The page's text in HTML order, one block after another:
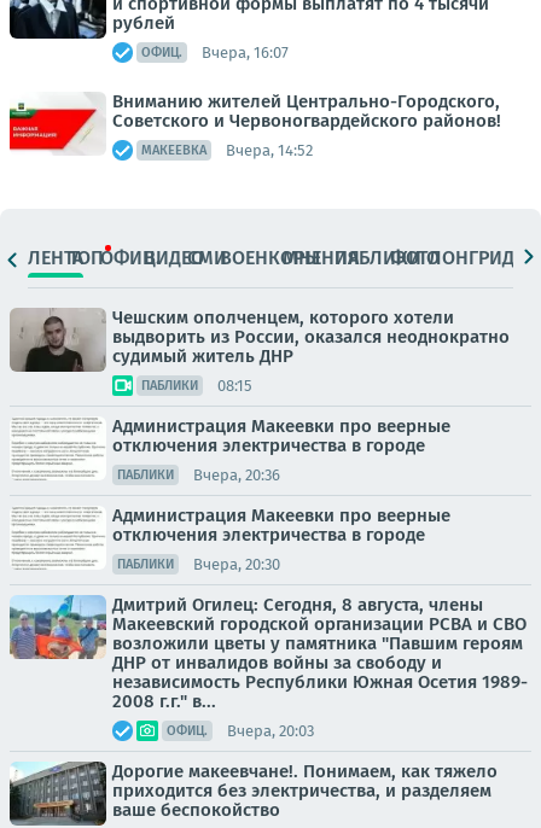
рублей
ОФИЦ. Вчера, 16:07
Вниманию жителей Центрально-Городского,
Советского и Червоногвардейского районов!
МАКЕЕВКА Вчера, 14:52
ЛЕНТАТОПОФИЦ.ВИДЕОСМИВОЕНКОРЫМНЕНИЯПАБЛИКИ
ФОТОЛОНГРИДЫ
Чешским ополченцем, которого хотели
выдворить из России, оказался неоднократно
судимый житель ДНР
ПАБЛИКИ 08:15
Администрация Макеевки про веерные
отключения электричества в городе
ПАБЛИКИ Вчера, 20:36
Администрация Макеевки про веерные
отключения электричества в городе
ПАБЛИКИ Вчера, 20:30
Дмитрий Огилец: Сегодня, 8 августа, члены
Макеевский городской организации РСВА и СВО
возложили цветы у памятника "Павшим героям
ДНР от инвалидов войны за свободу и
независимость Республики Южная Осетия 1989-
2008 г.г." в...
ОФИЦ. Вчера, 20:03
Дорогие макеевчане!. Понимаем, как тяжело
приходится без электричества, и разделяем
ваше беспокойство